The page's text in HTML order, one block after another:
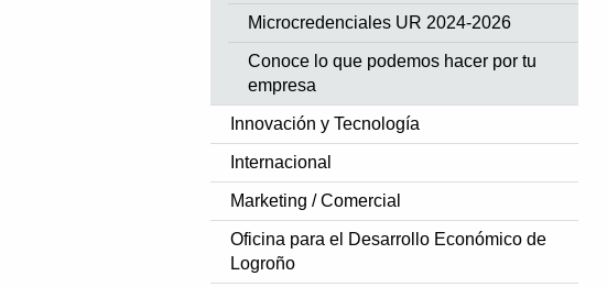
Microcredenciales UR 2024-2026
Conoce lo que podemos hacer por tu
empresa
Innovación y Tecnología
Internacional
Marketing / Comercial
Oficina para el Desarrollo Económico de
Logroño